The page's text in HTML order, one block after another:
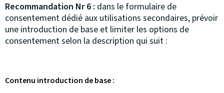
Recommandation Nr 6 : dans le formulaire de
consentement dédié aux utilisations secondaires, prévoir
une introduction de base et limiter les options de
consentement selon la description qui suit :
Contenu introduction de base :